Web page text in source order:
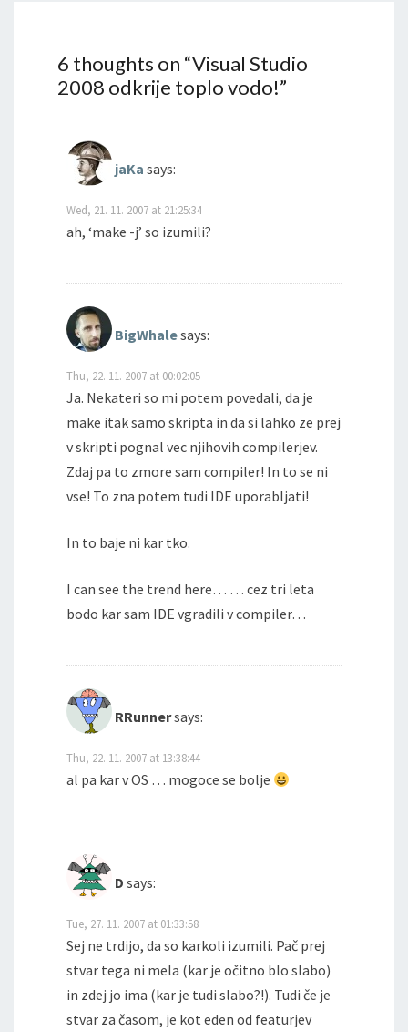
6 thoughts on “Visual Studio
2008 odkrije toplo vodo!”
jaKa says:
Wed, 21. 11. 2007 at 21:25:34
ah, ‘make -j’ so izumili?
BigWhalesays:
Thu, 22. 11. 2007 at 00:02:05
Ja. Nekateri so mi potem povedali, da je
make itak samo skripta in da si lahko ze prej
v skripti pognal vec njihovih compilerjev.
Zdaj pa to zmore sam compiler! In to se ni
vse! To zna potem tudi IDE uporabljati!
In to baje ni kar tko.
I can see the trend here… … cez tri leta
bodo kar sam IDE vgradili v compiler…
RRunnersays:
Thu, 22. 11. 2007 at 13:38:44
al pa kar v OS … mogoce se bolje
D says:
Tue, 27. 11. 2007 at 01:33:58
Sej ne trdijo, da so karkoli izumili. Pač prej
stvar tega ni mela (kar je očitno blo slabo)
in zdej jo ima (kar je tudi slabo?!). Tudi če je
stvar za časom, je kot eden od featurjev